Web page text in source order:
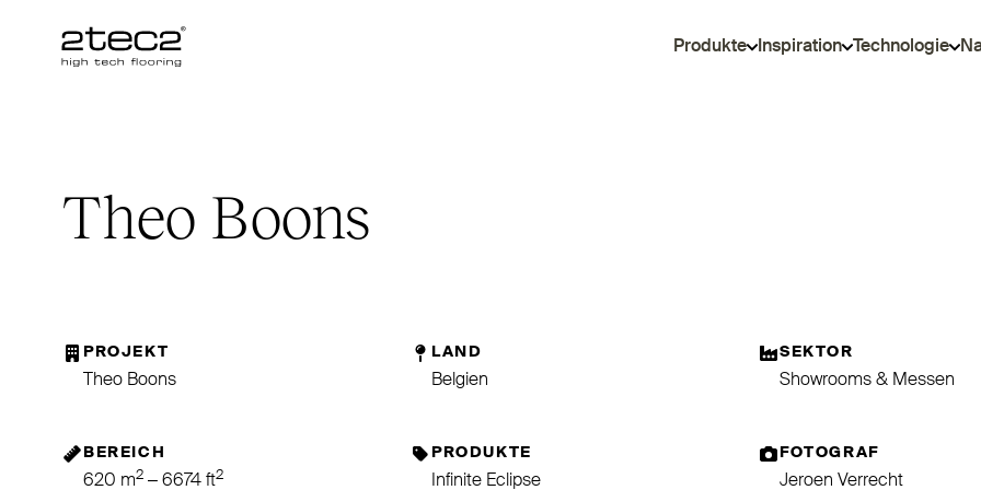
Primary Produkte Inspiration Technologie
Theo Boons
PROJEKT
Theo Boons
LAND
Belgien
SEKTOR
Showrooms & Messen
BEREICH
620 m2 – 6674 ft2
PRODUKTE
Infinite Eclipse
FOTOGRAF
Jeroen Verrecht